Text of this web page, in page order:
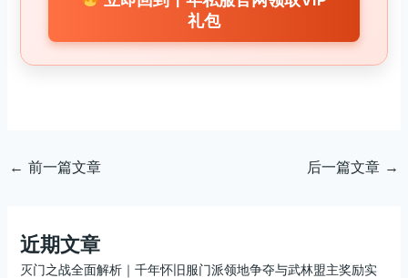
礼包
← 前一篇文章 后一篇文章 →
近期文章
灭门之战全面解析｜千年怀旧服门派领地争夺与武林盟主奖励实